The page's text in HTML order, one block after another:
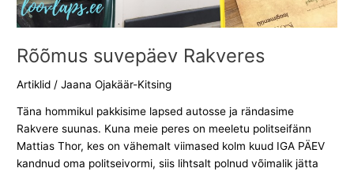
Rõõmus suvepäev Rakveres
Artiklid /Jaana Ojakäär-Kitsing
Täna hommikul pakkisime lapsed autosse ja rändasime
Rakvere suunas. Kuna meie peres on meeletu politseifänn
Mattias Thor, kes on vähemalt viimased kolm kuud IGA PÄEV
kandnud oma politseivormi, siis lihtsalt polnud võimalik jätta